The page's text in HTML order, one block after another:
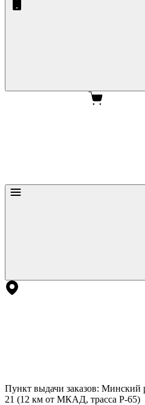
Пункт выдачи заказов: Минский
21 (12 км от МКАД, трасса P-65)